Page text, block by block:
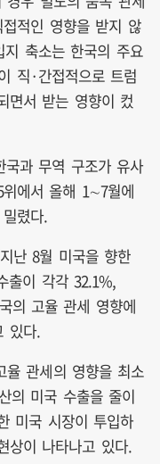
적인 영향을 받지 않
축소는 한국의 주요
직·간접적으로 트럼
면서 받는 영향이 컸
과 무역 구조가 유사
에서 올해 1∼7월에
렸다.
난 8월 미국을 향한
출이 각각 32.1%,
의 고율 관세 영향에
있다.
율 관세의 영향을 최소
의 미국 수출을 줄이
미국 시장이 투입하
상이 나타나고 있다.